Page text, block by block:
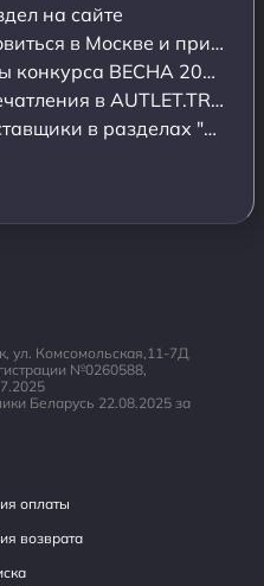
на сайте
27.05.2026 — Где остановиться в Москве и при этом не разориться
23.04.2026 — Результаты конкурса ВЕСНА 2026 среди обладателей подписки Аутлет Тревел
23.04.2026 — Новые впечатления в AUTLET.TRAVEL:
25.03.2026 — Новые поставщики в разделах "Отели" и "Оздоровительный отдых"
ул. Комсомольская,11-7Д
№0260588,
Беларусь 22.08.2025 за
оплаты
возврата